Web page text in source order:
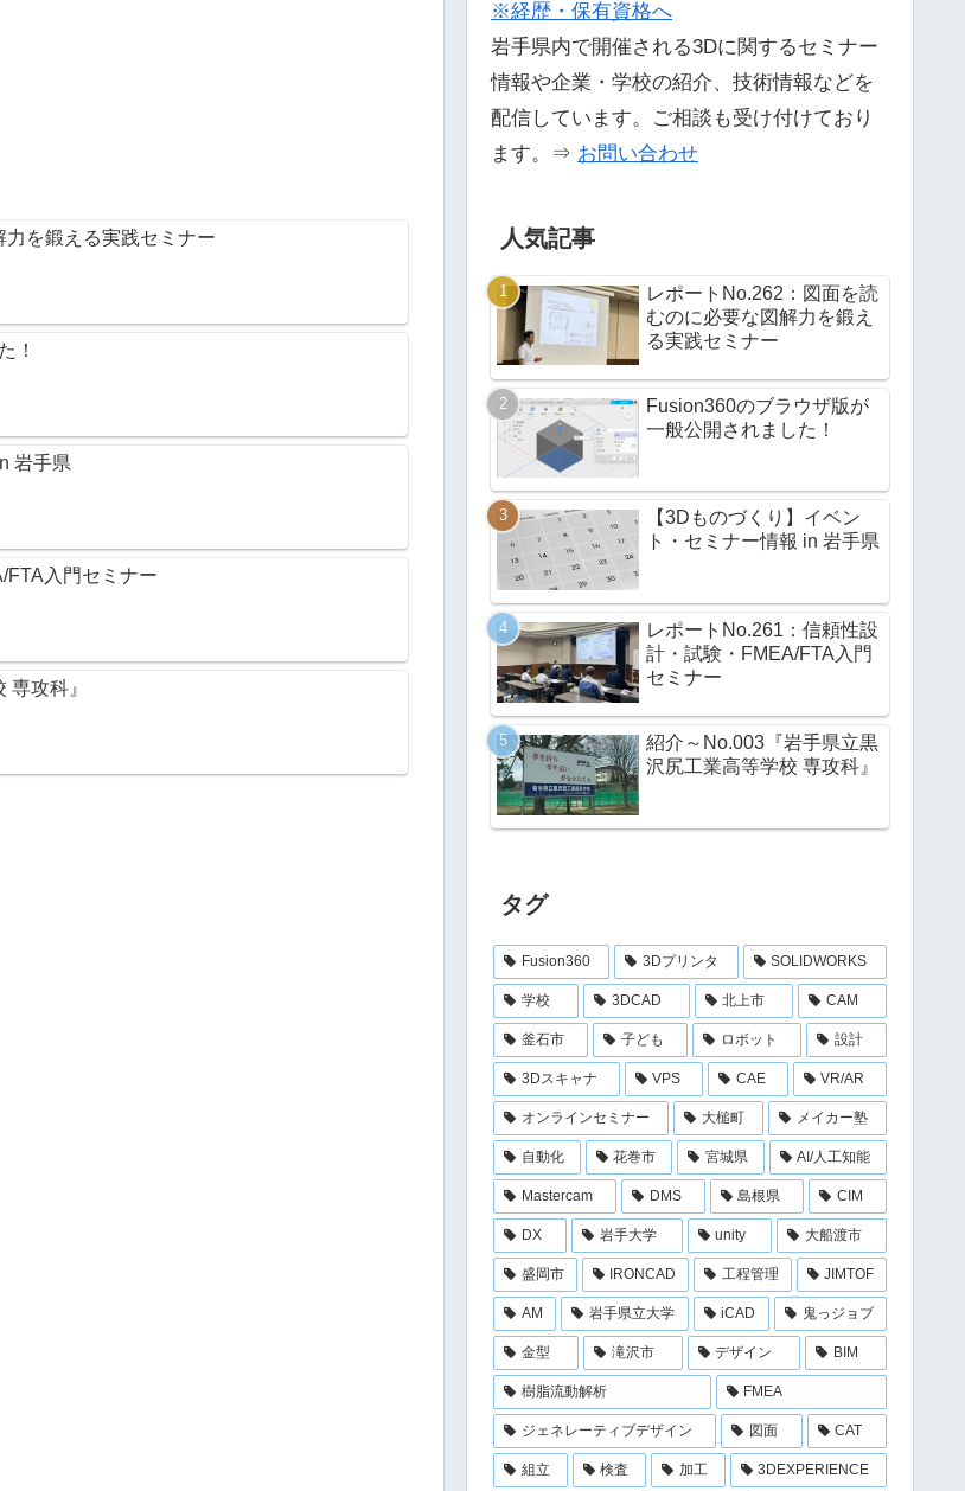
を鍛える実践セミナー
！
岩手県
FTA入門セミナー
攻科』
※経歴・保有資格へ
岩手県内で開催される3Dに関するセミナー
情報や企業・学校の紹介、技術情報などを
配信しています。ご相談も受け付けており
ます。⇒ お問い合わせ
人気記事
レポートNo.262：図面を読
むのに必要な図解力を鍛え
る実践セミナー
Fusion360のブラウザ版が
一般公開されました！
【3Dものづくり】イベン
ト・セミナー情報 in 岩手県
レポートNo.261：信頼性設
計・試験・FMEA/FTA入門
セミナー
紹介～No.003『岩手県立黒
沢尻工業高等学校 専攻科』
タグ
Fusion360 3Dプリンタ SOLIDWORKS
学校 3DCAD 北上市 CAM
釜石市 子ども ロボット 設計
3Dスキャナ VPS CAE VR/AR
オンラインセミナー 大槌町 メイカー塾
自動化 花巻市 宮城県 AI/人工知能
Mastercam DMS 島根県 CIM
DX 岩手大学 unity 大船渡市
盛岡市 IRONCAD 工程管理 JIMTOF
AM 岩手県立大学 iCAD 鬼っジョブ
金型 滝沢市 デザイン BIM
樹脂流動解析 FMEA
ジェネレーティブデザイン 図面 CAT
組立 検査 加工 3DEXPERIENCE